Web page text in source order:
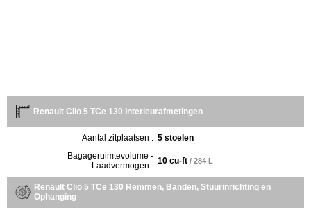
Renault Clio 5 TCe 130 Interieurafmetingen
Aantal zitplaatsen : 5 stoelen
Bagageruimtevolume -
Laadvermogen : 10 cu-ft / 284 L
Renault Clio 5 TCe 130 Remmen, Banden, Stuurinrichting en
Ophanging